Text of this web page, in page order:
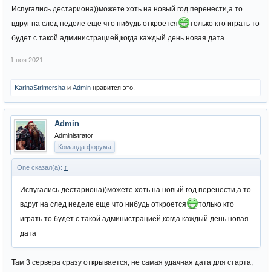
Испугались дестариона))можете хоть на новый год перенести,а то
вдруг на след неделе еще что нибудь откроется
только кто играть то
будет с такой администрацией,когда каждый день новая дата
1 ноя 2021
KarinaStrimersha и Admin нравится это.
Admin
Administrator
Команда форума
One сказал(а): ↑
Испугались дестариона))можете хоть на новый год перенести,а то
вдруг на след неделе еще что нибудь откроется
только кто
играть то будет с такой администрацией,когда каждый день новая
дата
Там 3 сервера сразу открывается, не самая удачная дата для старта,